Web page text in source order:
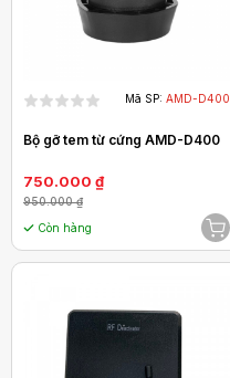
Mã SP: AMD-D400
Bộ gỡ tem từ cứng AMD-D400
750.000 ₫
950.000 ₫
Còn hàng